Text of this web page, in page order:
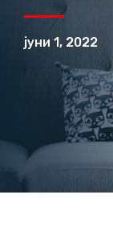
јуни 1, 2022